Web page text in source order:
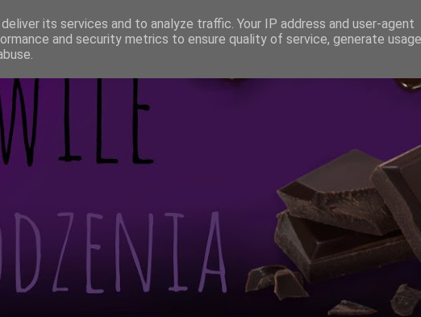
its services and to analyze traffic. Your IP address and user-agent
and security metrics to ensure quality of service, generate usage